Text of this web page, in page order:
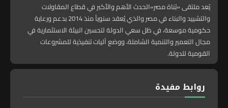
يُعد ملتقى «بُناة مصر»الحدث الأهم والأكبر في قطاع المقاولات
والتشييد والبناء في مصر والذي يُعقد سنوياً منذ 2014 بدعم ورعاية
حكومية موسعة، في ظل سعي الدولة لتحسين البيئة الاستثمارية في
مجال التعمير والتنمية الشاملة، ووضع آليات تنفيذية للمشروعات
القومية للدولة.
روابط مفيدة